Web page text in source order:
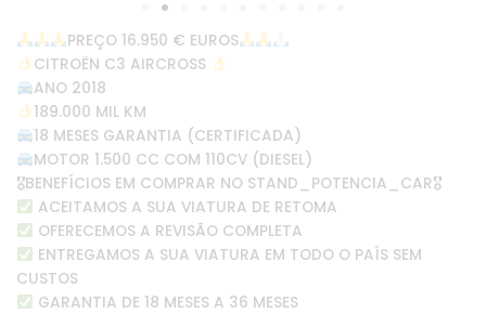
PREÇO 16.950 € EUROS
CITROËN C3 AIRCROSS
ANO 2018
189.000 MIL KM
18 MESES GARANTIA (CERTIFICADA)
MOTOR 1.500 CC COM 110CV (DIESEL)
🎖BENEFÍCIOS EM COMPRAR NO STAND_POTENCIA_CAR🎖
ACEITAMOS A SUA VIATURA DE RETOMA
OFERECEMOS A REVISÃO COMPLETA
ENTREGAMOS A SUA VIATURA EM TODO O PAÍS SEM
CUSTOS
GARANTIA DE 18 MESES A 36 MESES